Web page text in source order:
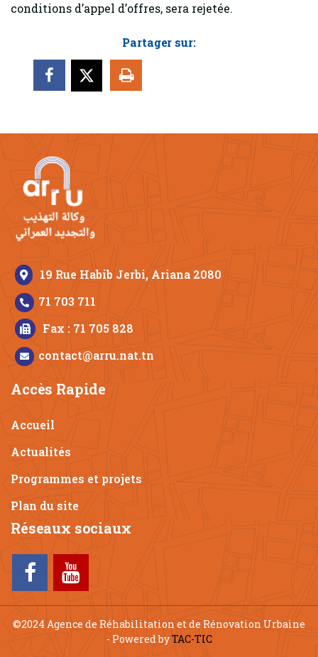
conditions d’appel d’offres, sera rejetée.
Partager sur:
19 Rue Habib Jerbi, Ariana 2080
71 703 711
Fax : 71 705 828
contact@arru.nat.tn
Accès Rapide
Accueil
Actualités
Programmes et projets
Plan du site
Réseaux sociaux
©2024 Agence de Réhabilitation et de Rénovation Urbaine
- Powered byTAC-TIC